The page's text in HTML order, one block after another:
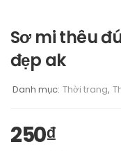
Sơ mi thêu
đẹp ak
Danh mục: Thời trang,
250₫